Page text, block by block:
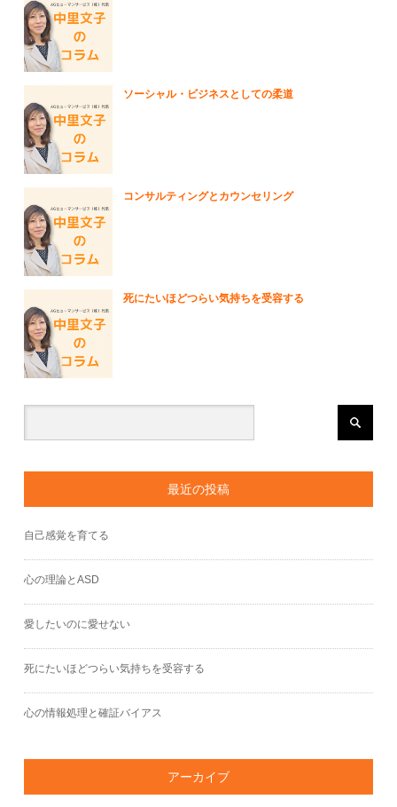
ソーシャル・ビジネスとしての柔道
コンサルティングとカウンセリング
死にたいほどつらい気持ちを受容する
最近の投稿
自己感覚を育てる
心の理論とASD
愛したいのに愛せない
死にたいほどつらい気持ちを受容する
心の情報処理と確証バイアス
アーカイブ